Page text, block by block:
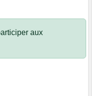
aux